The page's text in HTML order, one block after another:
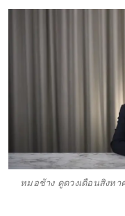
หมอช้าง ดูดวงเดือนสิงห